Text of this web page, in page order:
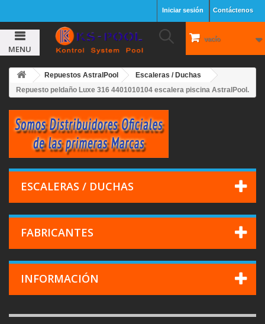
Contáctenos
Iniciar sesión
vacío
MENU
Repuestos AstralPool
Escaleras / Duchas
Repuesto peldaño Luxe 316 4401010104 escalera piscina AstralPool.
ESCALERAS / DUCHAS
FABRICANTES
INFORMACIÓN